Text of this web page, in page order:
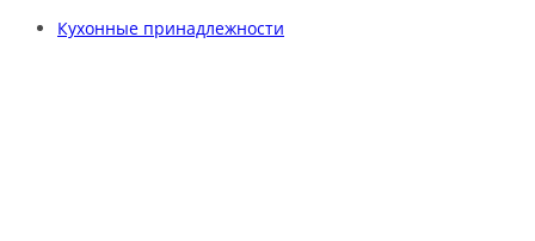
Кухонные принадлежности